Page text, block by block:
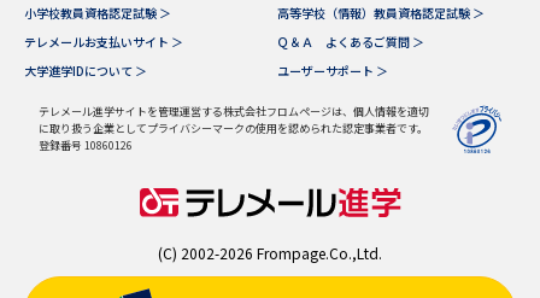
小学校教員資格認定試験 ＞
高等学校（情報）教員資格認定試験 ＞
テレメールお支払いサイト ＞
Ｑ＆Ａ よくあるご質問 ＞
大学進学IDについて ＞
ユーザーサポート ＞
テレメール進学サイトを管理運営する株式会社フロムページは、個人情報を適切
に取り扱う企業としてプライバシーマークの使用を認められた認定事業者です。
登録番号 10860126
(C) 2002-2026 Frompage.Co.,Ltd.